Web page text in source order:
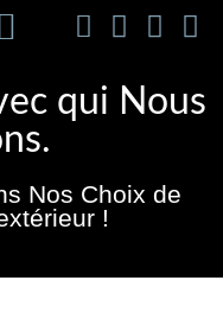
qui Nous
Nos Choix de
!